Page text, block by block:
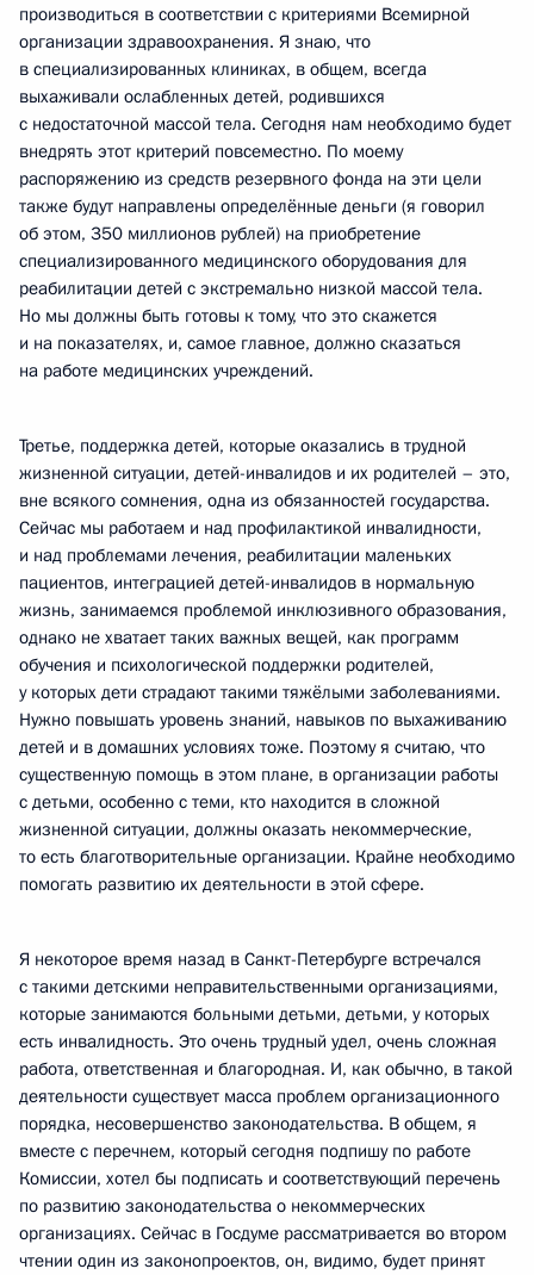
производиться в соответствии с критериями Всемирной
организации здравоохранения. Я знаю, что
в специализированных клиниках, в общем, всегда
выхаживали ослабленных детей, родившихся
с недостаточной массой тела. Сегодня нам необходимо будет
внедрять этот критерий повсеместно. По моему
распоряжению из средств резервного фонда на эти цели
также будут направлены определённые деньги (я говорил
об этом, 350 миллионов рублей) на приобретение
специализированного медицинского оборудования для
реабилитации детей с экстремально низкой массой тела.
Но мы должны быть готовы к тому, что это скажется
и на показателях, и, самое главное, должно сказаться
на работе медицинских учреждений.
Третье, поддержка детей, которые оказались в трудной
жизненной ситуации, детей-инвалидов и их родителей – это,
вне всякого сомнения, одна из обязанностей государства.
Сейчас мы работаем и над профилактикой инвалидности,
и над проблемами лечения, реабилитации маленьких
пациентов, интеграцией детей-инвалидов в нормальную
жизнь, занимаемся проблемой инклюзивного образования,
однако не хватает таких важных вещей, как программ
обучения и психологической поддержки родителей,
у которых дети страдают такими тяжёлыми заболеваниями.
Нужно повышать уровень знаний, навыков по выхаживанию
детей и в домашних условиях тоже. Поэтому я считаю, что
существенную помощь в этом плане, в организации работы
с детьми, особенно с теми, кто находится в сложной
жизненной ситуации, должны оказать некоммерческие,
то есть благотворительные организации. Крайне необходимо
помогать развитию их деятельности в этой сфере.
Я некоторое время назад в Санкт-Петербурге встречался
с такими детскими неправительственными организациями,
которые занимаются больными детьми, детьми, у которых
есть инвалидность. Это очень трудный удел, очень сложная
работа, ответственная и благородная. И, как обычно, в такой
деятельности существует масса проблем организационного
порядка, несовершенство законодательства. В общем, я
вместе с перечнем, который сегодня подпишу по работе
Комиссии, хотел бы подписать и соответствующий перечень
по развитию законодательства о некоммерческих
организациях. Сейчас в Госдуме рассматривается во втором
чтении один из законопроектов, он, видимо, будет принят